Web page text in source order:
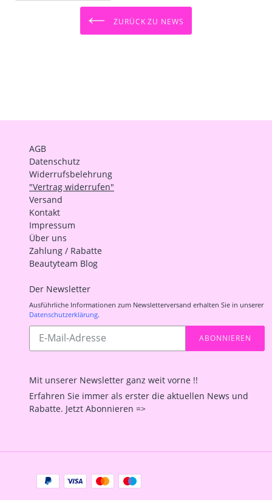
ZURÜCK ZU NEWS
AGB
Datenschutz
Widerrufsbelehrung
"Vertrag widerrufen"
Versand
Kontakt
Impressum
Über uns
Zahlung / Rabatte
Beautyteam Blog
Der Newsletter
Ausführliche Informationen zum Newsletterversand erhalten Sie in unserer
Datenschutzerklärung.
Abonnieren
unsere
ABONNIEREN
Mit unserer Newsletter ganz weit vorne !!
Erfahren Sie immer als erster die aktuellen News und
Rabatte. Jetzt Abonnieren =>
Zahlungsarten